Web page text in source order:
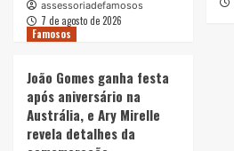
assessoriadefamosos
7 de agosto de 2026
Famosos
João Gomes ganha festa
após aniversário na
Austrália, e Ary Mirelle
revela detalhes da